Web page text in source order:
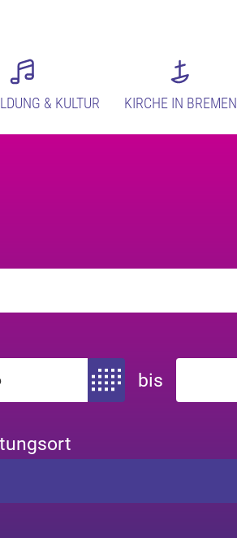
& KULTUR KIRCHE IN BREMEN
Zeitraum von
bis